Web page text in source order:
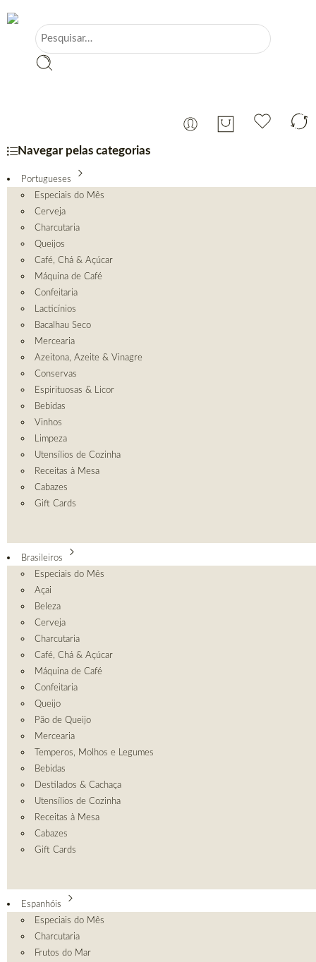
Navegar pelas categorias
Portugueses
Especiais do Mês
Cerveja
Charcutaria
Queijos
Café, Chá & Açúcar
Máquina de Café
Confeitaria
Lacticínios
Bacalhau Seco
Mercearia
Azeitona, Azeite & Vinagre
Conservas
Espirituosas & Licor
Bebidas
Vinhos
Limpeza
Utensílios de Cozinha
Receitas à Mesa
Cabazes
Gift Cards
Brasileiros
Especiais do Mês
Açai
Beleza
Cerveja
Charcutaria
Café, Chá & Açúcar
Máquina de Café
Confeitaria
Queijo
Pão de Queijo
Mercearia
Temperos, Molhos e Legumes
Bebidas
Destilados & Cachaça
Utensílios de Cozinha
Receitas à Mesa
Cabazes
Gift Cards
Espanhóis
Especiais do Mês
Charcutaria
Frutos do Mar